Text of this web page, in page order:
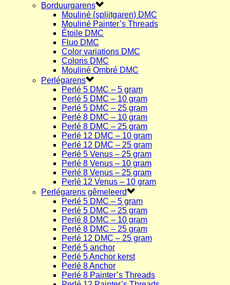
Borduurgarens
Mouliné (splijtgaren) DMC
Mouliné Painter’s Threads
Étoile DMC
Fluo DMC
Color variations DMC
Coloris DMC
Mouliné Ombré DMC
Perlégarens
Perlé 5 DMC – 5 gram
Perlé 5 DMC – 10 gram
Perlé 5 DMC – 25 gram
Perlé 8 DMC – 10 gram
Perlé 8 DMC – 25 gram
Perlé 12 DMC – 10 gram
Perlé 12 DMC – 25 gram
Perlé 5 Venus – 25 gram
Perlé 8 Venus – 10 gram
Perlé 8 Venus – 25 gram
Perlé 12 Venus – 10 gram
Perlégarens gêmeleerd
Perlé 5 DMC – 5 gram
Perlé 5 DMC – 25 gram
Perlé 8 DMC – 10 gram
Perlé 8 DMC – 25 gram
Perlé 12 DMC – 25 gram
Perlé 5 anchor
Perlé 5 Anchor kerst
Perlé 8 Anchor
Perlé 8 Painter’s Threads